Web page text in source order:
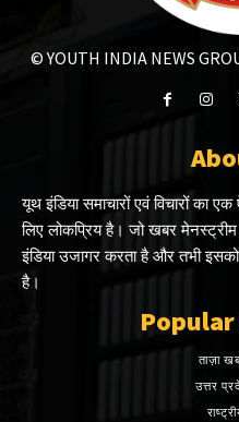
© YOUTH INDIA NEWS
यूथ इंडिया समाचारों एवं विचारों का
लिए लोकप्रिय है। जो खबर
इंडिया उजागर करता है और तभी
है।
ताज़ा
उत्तर